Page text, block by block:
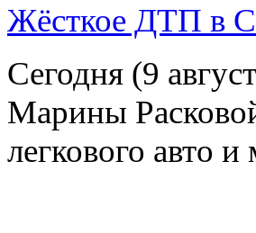
Жёсткое ДТП в
Сегодня (9
Марины
легкового авто